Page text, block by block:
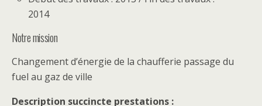
2014
Notre mission
Changement d’énergie de la chaufferie passage du
fuel au gaz de ville
Description succincte prestations :